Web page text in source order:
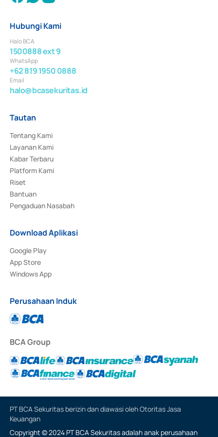
Hubungi Kami
Halo BCA
1500888 ext 9
WhatsApp
+62 819 1950 0888
Email
halo@bcasekuritas.id
Tautan
Tentang Kami
Layanan Kami
Kabar Terbaru
Platform Kami
Riset
Bantuan
Pengaduan Nasabah
Download Aplikasi
Google Play
App Store
Windows App
Perusahaan Induk
BCA Group
PT BCA Sekuritas berizin dan diawasi oleh Otoritas Jasa
Keuangan
Copyright © 2024 PT BCA Sekuritas adalah anak perusahaan